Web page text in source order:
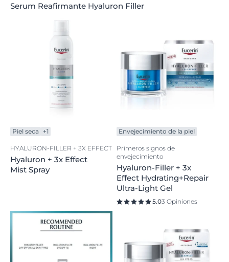
Serum Reafirmante Hyaluron Filler
Piel seca +1
HYALURON-FILLER + 3X EFFECT
Hyaluron + 3x Effect
Mist Spray
Envejecimiento de la piel
Primeros signos de
envejecimiento
Hyaluron-Filler + 3x
Effect Hydrating+Repair
Ultra-Light Gel
5.03 Opiniones